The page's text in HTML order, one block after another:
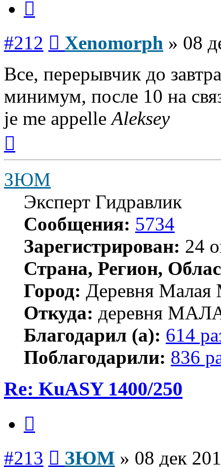
#212 Xenomorph » 08
Все, перерывчик до
минимум, после 10 на
je me appelleAleksey
началу
ЗЮМ
Эксперт Гидравлик
Сообщения: 5734
Зарегистрирован: 24
Страна, Регион,
Город: Деревня Малая
Откуда: деревня
Благодарил (а): 614
Поблагодарили: 836
Re: KuASY 1400/250
#213 ЗЮМ » 08 дек